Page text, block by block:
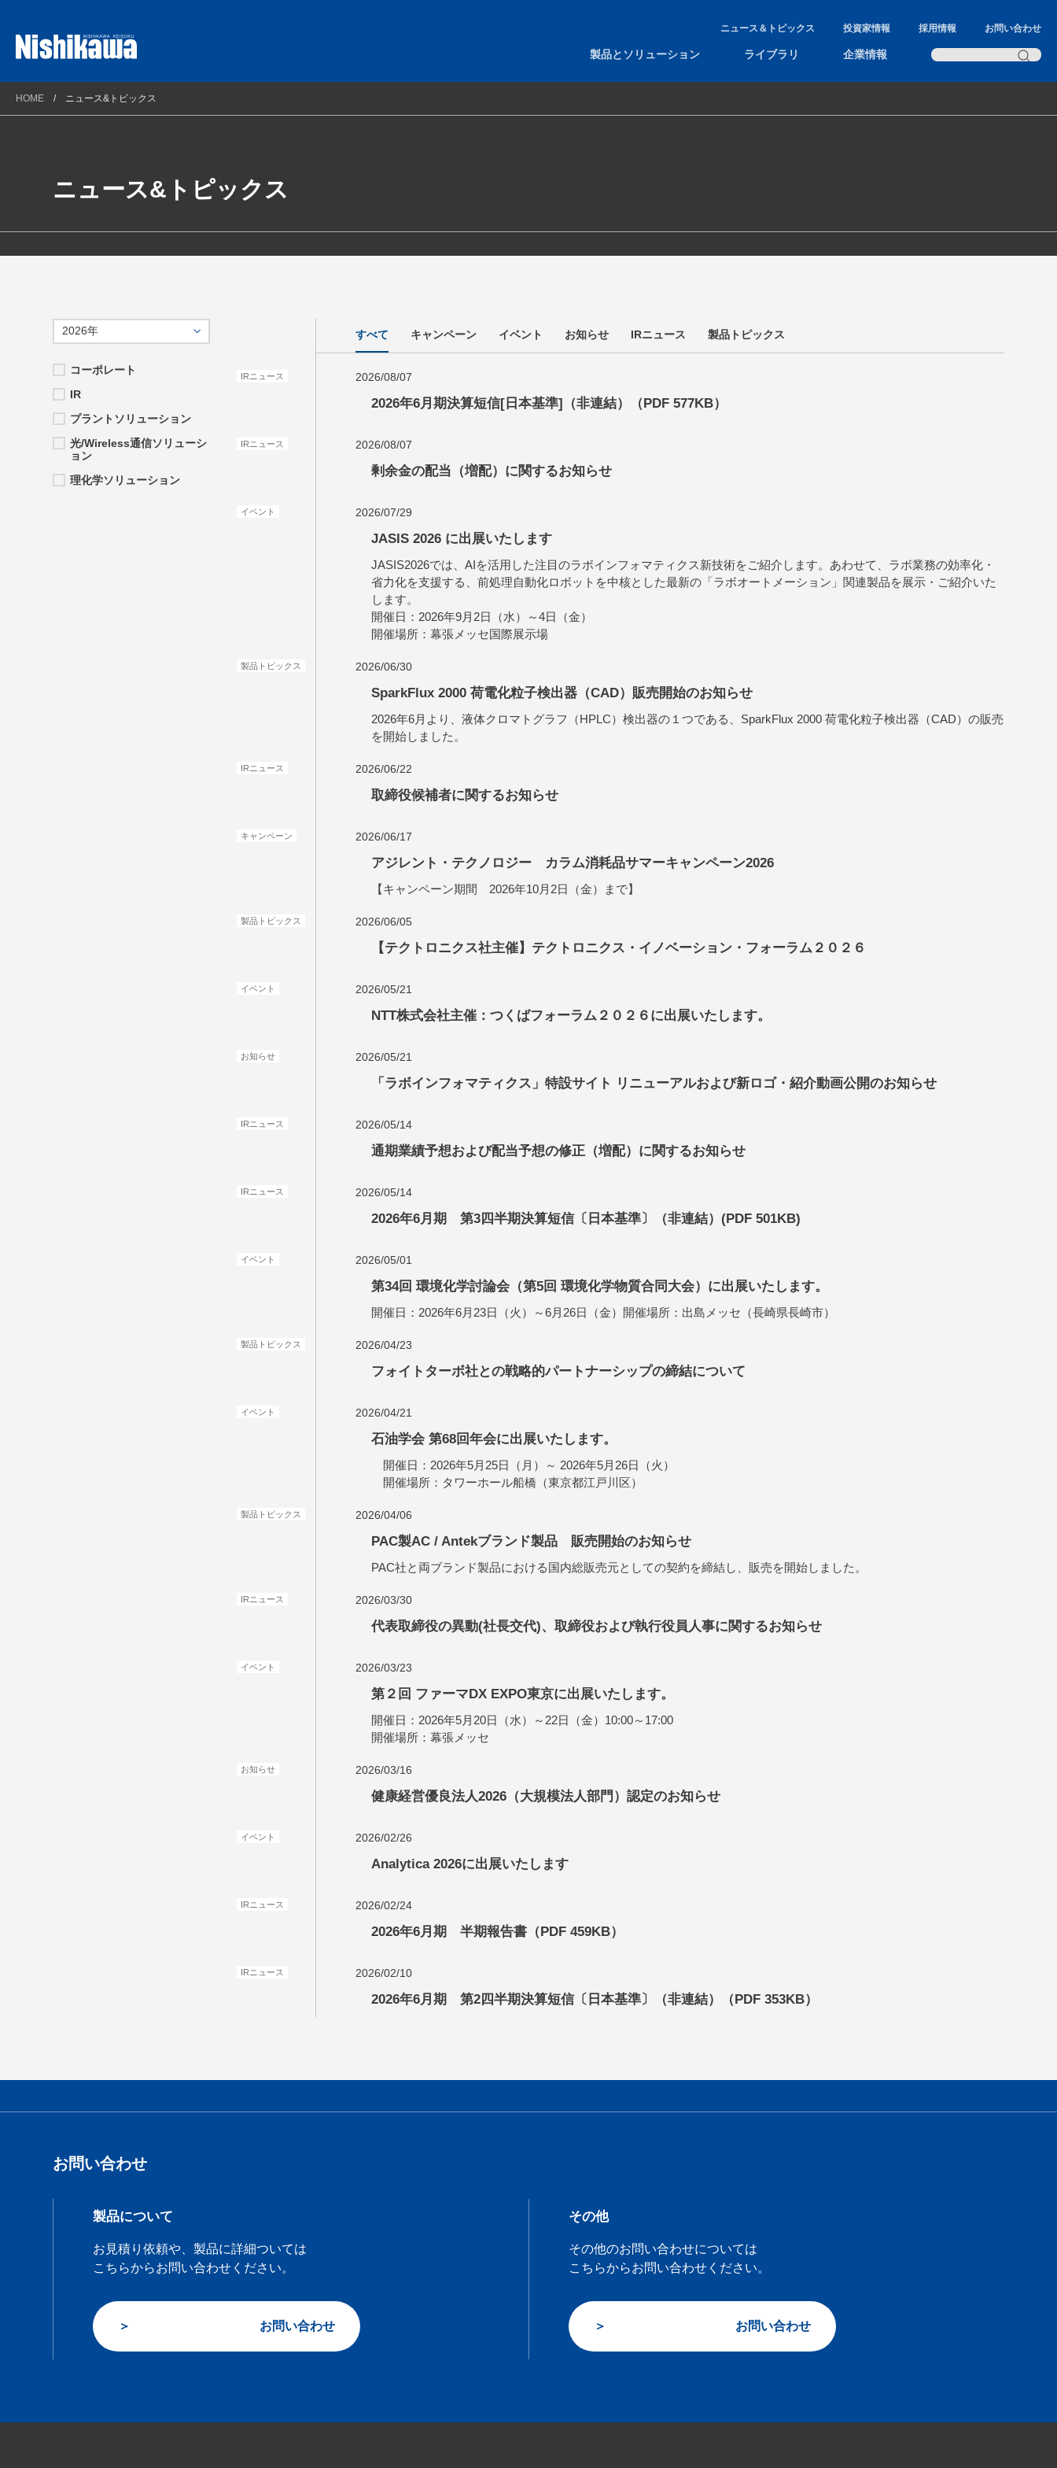
ニュース＆トピックス 投資家情報 採用情報 お問い合わせ
製品とソリューション
プラントソリューション
光/Wireless通信ソリューション
ライブラリ 企業情報
西川計測とは
沿革
環境方針
HOME ニュース&トピックス
ニュース&トピックス
コーポレート
IR
プラントソリューション
光/Wireless通信ソリューシ
ョン
理化学ソリューション
すべて キャンペーン イベント お知らせ IRニュース 製品トピックス
IRニュース 2026/08/07
2026年6月期決算短信[日本基準]（非連結）（PDF 577KB）
IRニュース 2026/08/07
剰余金の配当（増配）に関するお知らせ
イベント 2026/07/29
JASIS 2026 に出展いたします
JASIS2026では、AIを活用した注目のラボインフォマティクス新技術をご紹介します。あわせて、ラボ業務の効率化・
省力化を支援する、前処理自動化ロボットを中核とした最新の「ラボオートメーション」関連製品を展示・ご紹介いた
します。
開催日：2026年9月2日（水）～4日（金）
開催場所：幕張メッセ国際展示場
製品トピックス 2026/06/30
SparkFlux 2000 荷電化粒子検出器（CAD）販売開始のお知らせ
2026年6月より、液体クロマトグラフ（HPLC）検出器の１つである、SparkFlux 2000 荷電化粒子検出器（CAD）の販売
を開始しました。
IRニュース 2026/06/22
取締役候補者に関するお知らせ
キャンペーン 2026/06/17
アジレント・テクノロジー カラム消耗品サマーキャンペーン2026
【キャンペーン期間 2026年10月2日（金）まで】
製品トピックス 2026/06/05
【テクトロニクス社主催】テクトロニクス・イノベーション・フォーラム２０２６
イベント 2026/05/21
NTT株式会社主催：つくばフォーラム２０２６に出展いたします。
お知らせ 2026/05/21
「ラボインフォマティクス」特設サイト リニューアルおよび新ロゴ・紹介動画公開のお知らせ
IRニュース 2026/05/14
通期業績予想および配当予想の修正（増配）に関するお知らせ
IRニュース 2026/05/14
2026年6月期 第3四半期決算短信〔日本基準〕（非連結）(PDF 501KB)
イベント 2026/05/01
第34回 環境化学討論会（第5回 環境化学物質合同大会）に出展いたします。
開催日：2026年6月23日（火）～6月26日（金）開催場所：出島メッセ（長崎県長崎市）
製品トピックス 2026/04/23
フォイトターボ社との戦略的パートナーシップの締結について
イベント 2026/04/21
石油学会 第68回年会に出展いたします。
開催日：2026年5月25日（月）～ 2026年5月26日（火）
開催場所：タワーホール船橋（東京都江戸川区）
製品トピックス 2026/04/06
PAC製AC / Antekブランド製品 販売開始のお知らせ
PAC社と両ブランド製品における国内総販売元としての契約を締結し、販売を開始しました。
IRニュース 2026/03/30
代表取締役の異動(社長交代)、取締役および執行役員人事に関するお知らせ
イベント 2026/03/23
第２回 ファーマDX EXPO東京に出展いたします。
開催日：2026年5月20日（水）～22日（金）10:00～17:00
開催場所：幕張メッセ
お知らせ 2026/03/16
健康経営優良法人2026（大規模法人部門）認定のお知らせ
イベント 2026/02/26
Analytica 2026に出展いたします
IRニュース 2026/02/24
2026年6月期 半期報告書（PDF 459KB）
IRニュース 2026/02/10
2026年6月期 第2四半期決算短信〔日本基準〕（非連結）（PDF 353KB）
お問い合わせ
製品について
お見積り依頼や、製品に詳細ついては
こちらからお問い合わせください。
お問い合わせ
その他
その他のお問い合わせについては
こちらからお問い合わせください。
お問い合わせ